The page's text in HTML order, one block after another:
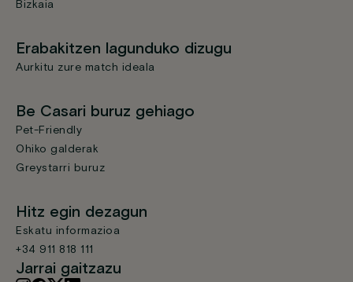
Bizkaia
Erabakitzen lagunduko dizugu
Aurkitu zure match ideala
Be Casari buruz gehiago
Pet-Friendly
Ohiko galderak
Greystarri buruz
Hitz egin dezagun
Eskatu informazioa
+34 911 818 111
Jarrai gaitzazu